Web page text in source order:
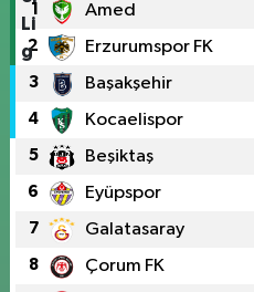
1 Amed
2 Erzurumspor FK
3 Başakşehir
4 Kocaelispor
5 Beşiktaş
6 Eyüpspor
7 Galatasaray
8 Çorum FK